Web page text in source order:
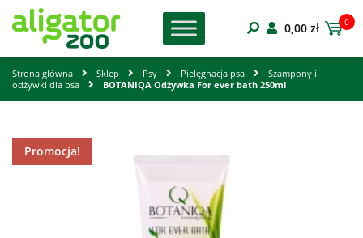
0,00 zł 0
Strona główna Sklep Psy Pielęgnacja psa
Szampony i
odżywki dla psa
BOTANIQA Odżywka For ever bath 250ml
Promocja!